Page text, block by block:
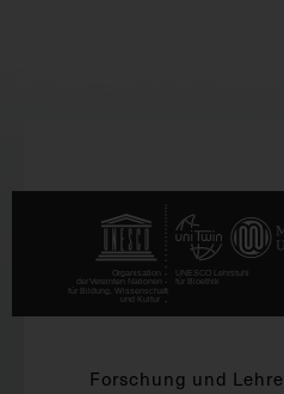
Forschung und Lehre